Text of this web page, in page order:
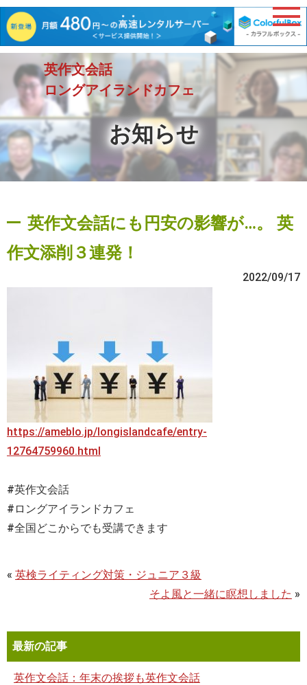
英作文会話
ロングアイランドカフェ
お知らせ
英作文会話にも円安の影響が…。 英
作文添削３連発！
2022/09/17
https://ameblo.jp/longislandcafe/entry-
12764759960.html
#英作文会話
#ロングアイランドカフェ
#全国どこからでも受講できます
« 英検ライティング対策・ジュニア３級
そよ風と一緒に瞑想しました »
最新の記事
英作文会話：年末の挨拶も英作文会話